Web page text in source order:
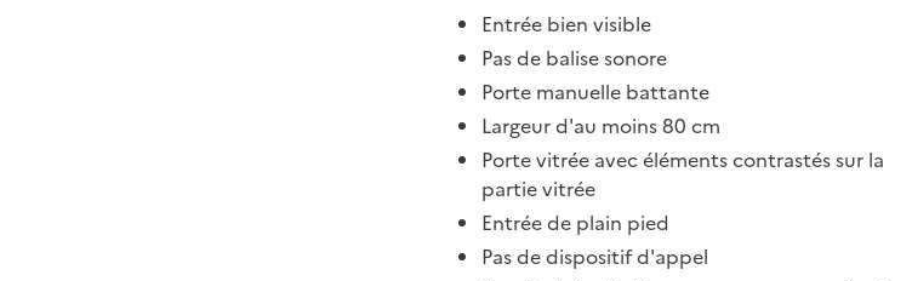
Entrée bien visible
Pas de balise sonore
Porte manuelle battante
Largeur d'au moins 80 cm
Porte vitrée avec éléments contrastés sur la
partie vitrée
Entrée de plain pied
Pas de dispositif d'appel